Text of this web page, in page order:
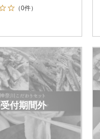
（0件）
受付期間外